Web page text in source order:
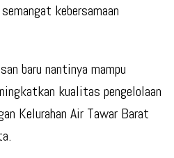
kebersamaan
baru nantinya mampu
kualitas pengelolaan
Kelurahan Air Tawar Barat